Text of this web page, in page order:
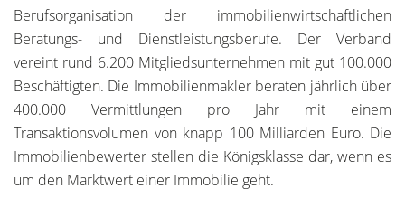
Berufsorganisation der immobilienwirtschaftlichen
Beratungs- und Dienstleistungsberufe. Der Verband
vereint rund 6.200 Mitgliedsunternehmen mit gut 100.000
Beschäftigten. Die Immobilienmakler beraten jährlich über
400.000 Vermittlungen pro Jahr mit einem
Transaktionsvolumen von knapp 100 Milliarden Euro. Die
Immobilienbewerter stellen die Königsklasse dar, wenn es
um den Marktwert einer Immobilie geht.